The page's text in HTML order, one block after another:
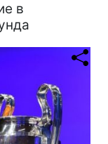
в